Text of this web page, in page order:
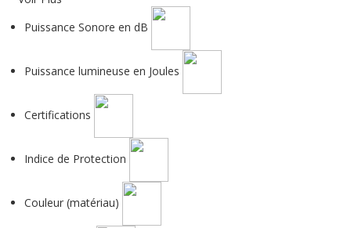
Puissance Sonore en dB
Puissance lumineuse en Joules
Certifications
Indice de Protection
Couleur (matériau)